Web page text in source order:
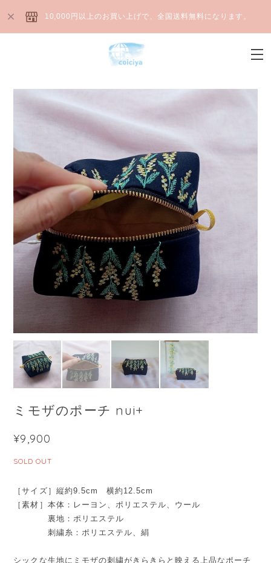
10,000円以上のお買い上げで、全国送料無料になります。
ミモザのポーチ nui+
¥9,900
SOLD OUT
［サイズ］縦約9.5cm 横約12.5cm
［素材］本体：レーヨン、ポリエステル、ウール
裏地：ポリエステル
刺繍糸：ポリエステル、絹
シックな生地にミモザの刺繍がきらきらと映える上品なポーチ